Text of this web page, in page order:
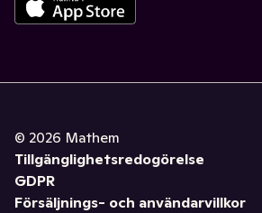
© 2026 Mathem
Tillgänglighetsredogörelse
GDPR
Försäljnings- och användarvillkor